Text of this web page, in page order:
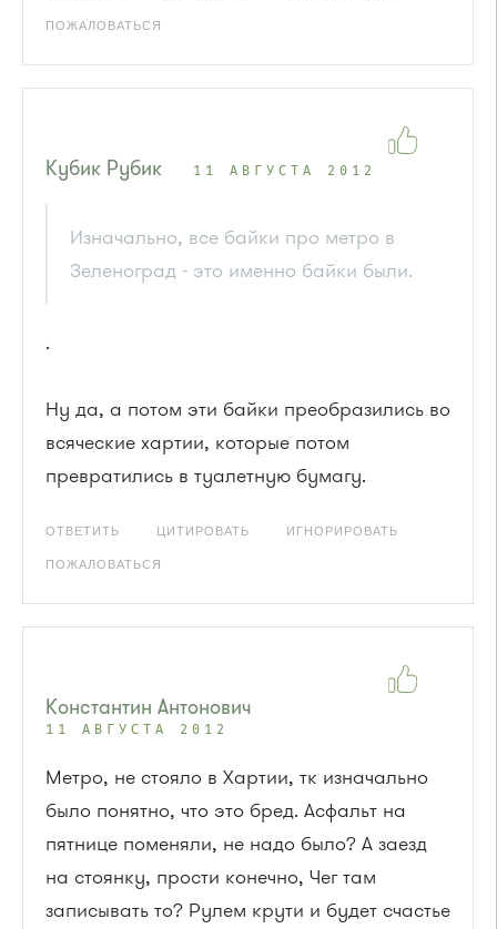
ПОЖАЛОВАТЬСЯ
Кубик Рубик 11 АВГУСТА 2012
Изначально, все байки про метро в
Зеленоград - это именно байки были.
.
Ну да, а потом эти байки преобразились во
всяческие хартии, которые потом
превратились в туалетную бумагу.
ОТВЕТИТЬ ЦИТИРОВАТЬ ИГНОРИРОВАТЬ
ПОЖАЛОВАТЬСЯ
Константин Антонович
11 АВГУСТА 2012
Метро, не стояло в Хартии, тк изначально
было понятно, что это бред. Асфальт на
пятнице поменяли, не надо было? А заезд
на стоянку, прости конечно, Чег там
записывать то? Рулем крути и будет счастье